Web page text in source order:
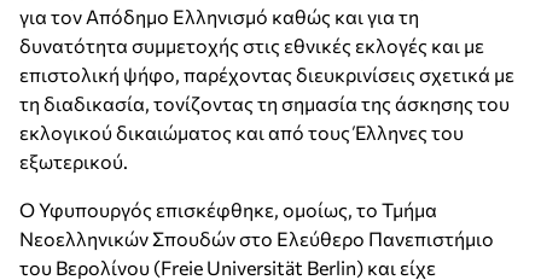
για τον Απόδημο Ελληνισμό καθώς και για τη
δυνατότητα συμμετοχής στις εθνικές εκλογές και με
επιστολική ψήφο, παρέχοντας διευκρινίσεις σχετικά με
τη διαδικασία, τονίζοντας τη σημασία της άσκησης του
εκλογικού δικαιώματος και από τους Έλληνες του
εξωτερικού.
Ο Υφυπουργός επισκέφθηκε, ομοίως, το Τμήμα
Νεοελληνικών Σπουδών στο Ελεύθερο Πανεπιστήμιο
του Βερολίνου (Freie Universität Berlin) και είχε